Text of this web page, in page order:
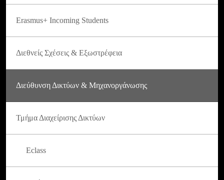
Erasmus+ Incoming Students
Διεθνείς Σχέσεις & Εξωστρέφεια
Διεύθυνση Δικτύων & Μηχανοργάνωσης
Τμήμα Διαχείρισης Δικτύων
Eclass